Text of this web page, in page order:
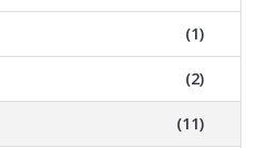
(1)
(2)
(11)